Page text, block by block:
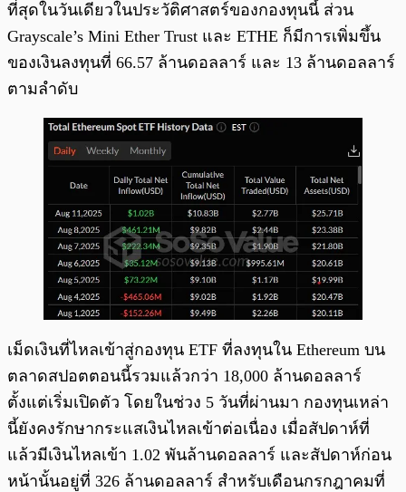
ที่สุดในวันเดียวในประวัติศาสตร์ของกองทุนนี้ ส่วน
Grayscale’s Mini Ether Trust และ ETHE ก็มีการเพิ่มขึ้น
ของเงินลงทุนที่ 66.57 ล้านดอลลาร์ และ 13 ล้านดอลลาร์
ตามลำดับ
เม็ดเงินที่ไหลเข้าสู่กองทุน ETF ที่ลงทุนใน Ethereum บน
ตลาดสปอตตอนนี้รวมแล้วกว่า 18,000 ล้านดอลลาร์
ตั้งแต่เริ่มเปิดตัว โดยในช่วง 5 วันที่ผ่านมา กองทุนเหล่า
นี้ยังคงรักษากระแสเงินไหลเข้าต่อเนื่อง เมื่อสัปดาห์ที่
แล้วมีเงินไหลเข้า 1.02 พันล้านดอลลาร์ และสัปดาห์ก่อน
หน้านั้นอยู่ที่ 326 ล้านดอลลาร์ สำหรับเดือนกรกฎาคมที่